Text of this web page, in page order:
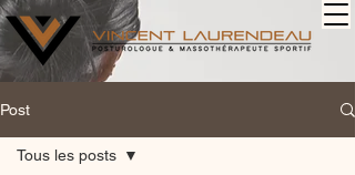
Post
Tous les posts